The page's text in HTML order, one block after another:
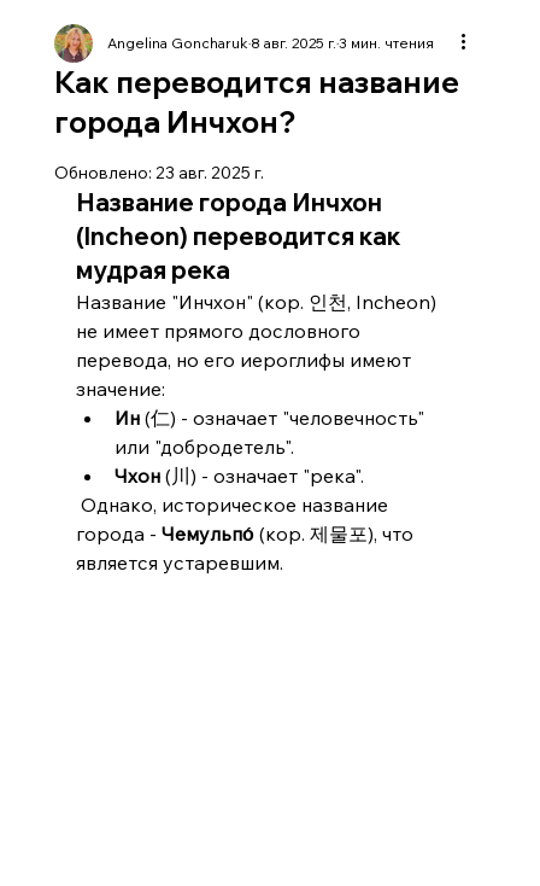
Как переводится название
города Инчхон?
Angelina Goncharuk8 авг. 2025 г.3 мин. чтения
Обновлено: 23 авг. 2025 г.
Название города Инчхон
(Incheon) переводится как
мудрая река
Название "Инчхон" (кор. 인천, Incheon)
не имеет прямого дословного
перевода, но его иероглифы имеют
значение:
Ин (仁) - означает "человечность"
или "добродетель".
Чхон (川) - означает "река".
города - Чемульпо́ (кор. 제물포), что
является устаревшим.